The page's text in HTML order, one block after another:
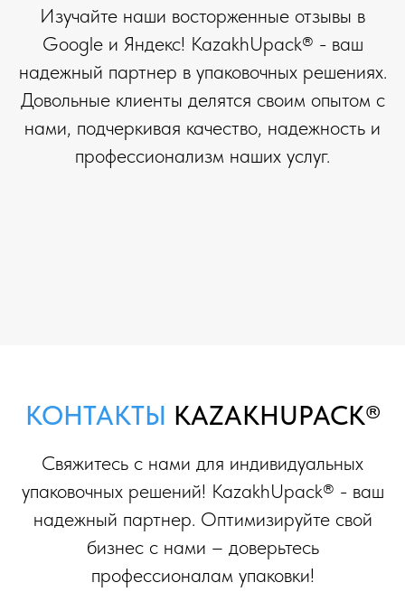
Изучайте наши восторженные отзывы в
Google и Яндекс! KazakhUpack® - ваш
надежный партнер в упаковочных решениях.
Довольные клиенты делятся своим опытом с
нами, подчеркивая качество, надежность и
профессионализм наших услуг.
КОНТАКТЫ KAZAKHUPACK®
Свяжитесь с нами для индивидуальных
упаковочных решений! KazakhUpack® - ваш
надежный партнер. Оптимизируйте свой
бизнес с нами – доверьтесь
профессионалам упаковки!